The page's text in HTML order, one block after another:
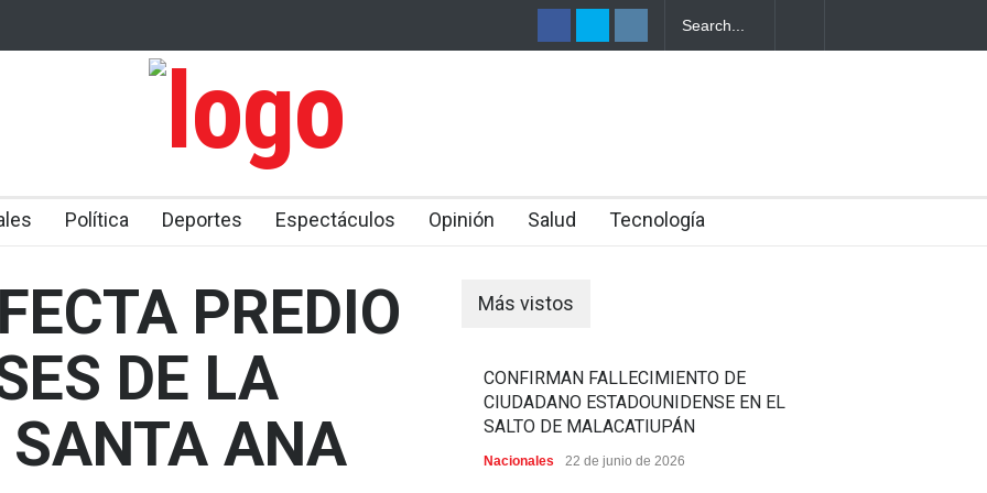
NUEVE PERSONAS MUEREN EN TIROTEO DENTRO DE UNA
ESCUELA EN TAILANDIA
Política Deportes Espectáculos Opinión Salud Tecnología
PREDIO
DE LA
ANA
Más vistos
CONFIRMAN FALLECIMIENTO DE
CIUDADANO ESTADOUNIDENSE EN EL
SALTO DE MALACATIUPÁN
Nacionales 22 de junio de 2026